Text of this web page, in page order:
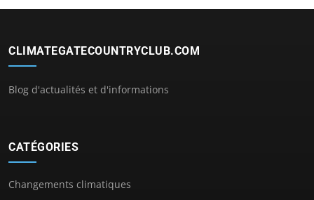
CLIMATEGATECOUNTRYCLUB.COM
Blog d'actualités et d'informations
CATÉGORIES
Changements climatiques